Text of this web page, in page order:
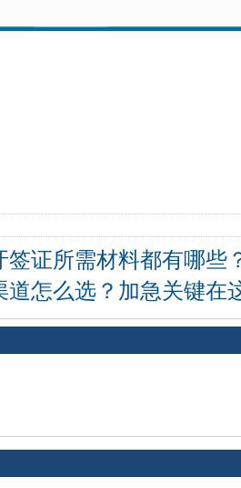
签证所需材料都有哪些
道怎么选？加急关键在